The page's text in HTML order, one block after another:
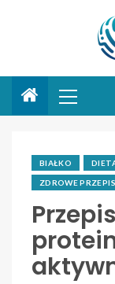
BIAŁKO
ZDROWE